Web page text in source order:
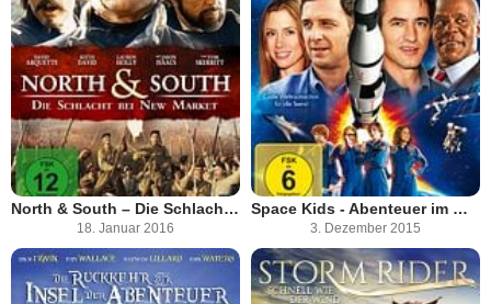
North & South – Die Schlacht bei New Market
18. Januar 2016
Space Kids - Abenteuer im Weltraumcamp
3. Dezember 2015